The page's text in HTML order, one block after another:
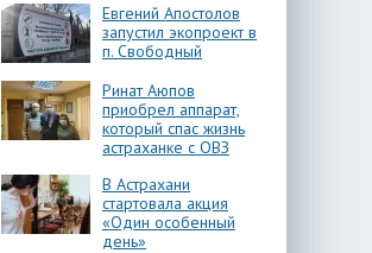
Евгений Апостолов
запустил экопроект в
п. Свободный
Ринат Аюпов
приобрел аппарат,
который спас жизнь
астраханке с ОВЗ
В Астрахани
стартовала акция
«Один особенный
день»